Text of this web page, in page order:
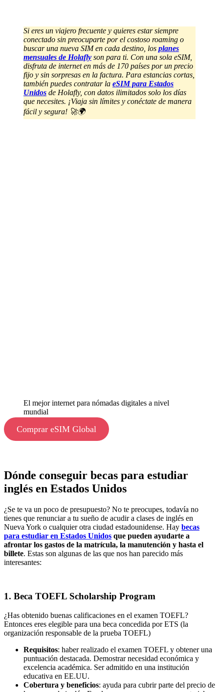
Si eres un viajero frecuente y quieres estar siempre
conectado sin preocuparte por el costoso roaming o
buscar una nueva SIM en cada destino, los planes
mensuales de Holafly son para ti. Con una sola eSIM,
disfruta de internet en más de 170 países por un precio
fijo y sin sorpresas en la factura. Para estancias cortas,
también puedes contratar la eSIM para Estados
Unidos de Holafly, con datos ilimitados solo los días
que necesites. ¡Viaja sin límites y conéctate de manera
fácil y segura! 🚀🌍
El mejor internet para nómadas digitales a nivel
mundial
Comprar eSIM Global
Dónde conseguir becas para estudiar
inglés en Estados Unidos
¿Se te va un poco de presupuesto? No te preocupes, todavía no
tienes que renunciar a tu sueño de acudir a clases de inglés en
Nueva York o cualquier otra ciudad estadounidense. Hay becas
para estudiar en Estados Unidos que pueden ayudarte a
afrontar los gastos de la matrícula, la manutención y hasta el
billete. Estas son algunas de las que nos han parecido más
interesantes:
1. Beca TOEFL Scholarship Program
¿Has obtenido buenas calificaciones en el examen TOEFL?
Entonces eres elegible para una beca concedida por ETS (la
organización responsable de la prueba TOEFL)
Requisitos: haber realizado el examen TOEFL y obtener una
puntuación destacada. Demostrar necesidad económica y
excelencia académica. Ser admitido en una institución
educativa en EE.UU.
Cobertura y beneficios: ayuda para cubrir parte del precio de